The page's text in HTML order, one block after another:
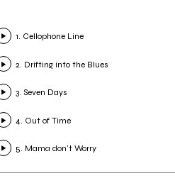
1. Cellophone Line
2. Drifting into the Blues
3. Seven Days
4. Out of Time
5. Mama don't Worry